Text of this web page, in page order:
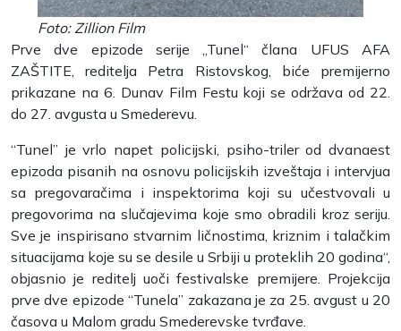
Foto: Zillion Film
Prve dve epizode serije „Tunel“ člana UFUS AFA
ZAŠTITE, reditelja Petra Ristovskog, biće premijerno
prikazane na 6. Dunav Film Festu koji se održava od 22.
do 27. avgusta u Smederevu.
“Tunel” je vrlo napet policijski, psiho-triler od dvanaest
epizoda pisanih na osnovu policijskih izveštaja i intervjua
sa pregovaračima i inspektorima koji su učestvovali u
pregovorima na slučajevima koje smo obradili kroz seriju.
Sve je inspirisano stvarnim ličnostima, kriznim i talačkim
situacijama koje su se desile u Srbiji u proteklih 20 godina“,
objasnio je reditelj uoči festivalske premijere. Projekcija
prve dve epizode “Tunela” zakazana je za 25. avgust u 20
časova u Malom gradu Smederevske tvrđave.